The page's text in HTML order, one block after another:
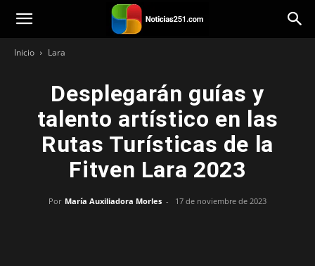
Noticias251
Inicio Lara
Desplegarán guías y
talento artístico en las
Rutas Turísticas de la
Fitven Lara 2023
Por María Auxiliadora Morles - 17 de noviembre de 2023